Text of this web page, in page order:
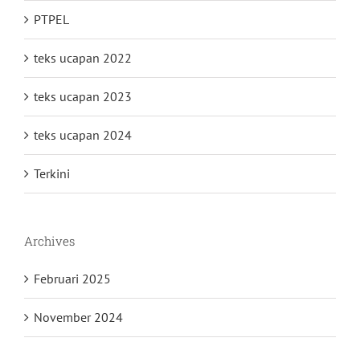
PTPEL
teks ucapan 2022
teks ucapan 2023
teks ucapan 2024
Terkini
Archives
Februari 2025
November 2024